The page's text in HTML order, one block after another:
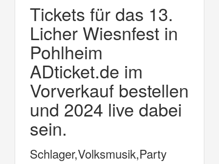
Tickets für das 13.
Licher Wiesnfest in
Pohlheim
ADticket.de im
Vorverkauf bestellen
und 2024 live dabei
sein.
Schlager,Volksmusik,Party